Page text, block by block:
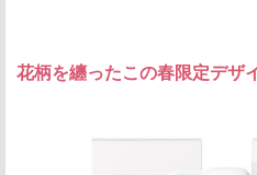
花柄を纏ったこの春限定デザ